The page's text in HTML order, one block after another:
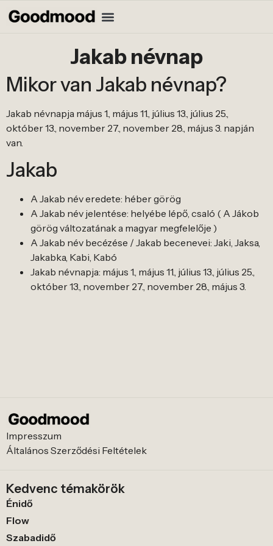
Jakab névnap
Mikor van Jakab névnap?
Jakab névnapja május 1., május 11., július 13., július 25.,
október 13., november 27., november 28., május 3. napján
van.
Jakab
A Jakab név eredete: héber görög
A Jakab név jelentése: helyébe lépő, csaló ( A Jákob
görög változatának a magyar megfelelője )
A Jakab név becézése / Jakab becenevei: Jaki, Jaksa,
Jakabka, Kabi, Kabó
Jakab névnapja: május 1., május 11., július 13., július 25.,
október 13., november 27., november 28., május 3.
Impresszum
Általános Szerződési Feltételek
Kedvenc témakörök
Énidő
Flow
Szabadidő